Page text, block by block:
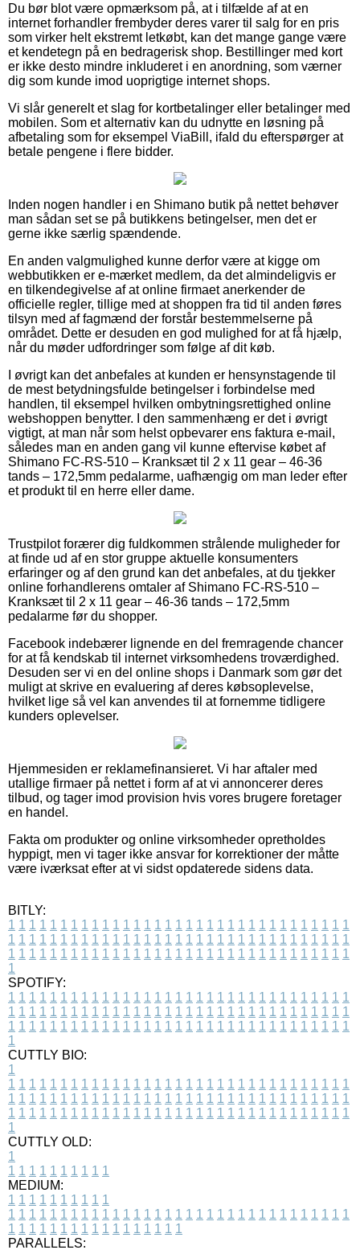
Du bør blot være opmærksom på, at i tilfælde af at en
internet forhandler frembyder deres varer til salg for en pris
som virker helt ekstremt letkøbt, kan det mange gange være
et kendetegn på en bedragerisk shop. Bestillinger med kort
er ikke desto mindre inkluderet i en anordning, som værner
dig som kunde imod uoprigtige internet shops.
Vi slår generelt et slag for kortbetalinger eller betalinger med
mobilen. Som et alternativ kan du udnytte en løsning på
afbetaling som for eksempel ViaBill, ifald du efterspørger at
betale pengene i flere bidder.
Inden nogen handler i en Shimano butik på nettet behøver
man sådan set se på butikkens betingelser, men det er
gerne ikke særlig spændende.
En anden valgmulighed kunne derfor være at kigge om
webbutikken er e-mærket medlem, da det almindeligvis er
en tilkendegivelse af at online firmaet anerkender de
officielle regler, tillige med at shoppen fra tid til anden føres
tilsyn med af fagmænd der forstår bestemmelserne på
området. Dette er desuden en god mulighed for at få hjælp,
når du møder udfordringer som følge af dit køb.
I øvrigt kan det anbefales at kunden er hensynstagende til
de mest betydningsfulde betingelser i forbindelse med
handlen, til eksempel hvilken ombytningsrettighed online
webshoppen benytter. I den sammenhæng er det i øvrigt
vigtigt, at man når som helst opbevarer ens faktura e-mail,
således man en anden gang vil kunne eftervise købet af
Shimano FC-RS-510 – Kranksæt til 2 x 11 gear – 46-36
tands – 172,5mm pedalarme, uafhængig om man leder efter
et produkt til en herre eller dame.
Trustpilot forærer dig fuldkommen strålende muligheder for
at finde ud af en stor gruppe aktuelle konsumenters
erfaringer og af den grund kan det anbefales, at du tjekker
online forhandlerens omtaler af Shimano FC-RS-510 –
Kranksæt til 2 x 11 gear – 46-36 tands – 172,5mm
pedalarme før du shopper.
Facebook indebærer lignende en del fremragende chancer
for at få kendskab til internet virksomhedens troværdighed.
Desuden ser vi en del online shops i Danmark som gør det
muligt at skrive en evaluering af deres købsoplevelse,
hvilket lige så vel kan anvendes til at fornemme tidligere
kunders oplevelser.
Hjemmesiden er reklamefinansieret. Vi har aftaler med
utallige firmaer på nettet i form af at vi annoncerer deres
tilbud, og tager imod provision hvis vores brugere foretager
en handel.
Fakta om produkter og online virksomheder opretholdes
hyppigt, men vi tager ikke ansvar for korrektioner der måtte
være iværksat efter at vi sidst opdaterede sidens data.
BITLY:
1 1 1 1 1 1 1 1 1 1 1 1 1 1 1 1 1 1 1 1 1 1 1 1 1 1 1 1 1 1 1 1 1
1 1 1 1 1 1 1 1 1 1 1 1 1 1 1 1 1 1 1 1 1 1 1 1 1 1 1 1 1 1 1 1 1
1 1 1 1 1 1 1 1 1 1 1 1 1 1 1 1 1 1 1 1 1 1 1 1 1 1 1 1 1 1 1 1 1
1
SPOTIFY:
1 1 1 1 1 1 1 1 1 1 1 1 1 1 1 1 1 1 1 1 1 1 1 1 1 1 1 1 1 1 1 1 1
1 1 1 1 1 1 1 1 1 1 1 1 1 1 1 1 1 1 1 1 1 1 1 1 1 1 1 1 1 1 1 1 1
1 1 1 1 1 1 1 1 1 1 1 1 1 1 1 1 1 1 1 1 1 1 1 1 1 1 1 1 1 1 1 1 1
1
CUTTLY BIO:
1
1 1 1 1 1 1 1 1 1 1 1 1 1 1 1 1 1 1 1 1 1 1 1 1 1 1 1 1 1 1 1 1 1
1 1 1 1 1 1 1 1 1 1 1 1 1 1 1 1 1 1 1 1 1 1 1 1 1 1 1 1 1 1 1 1 1
1 1 1 1 1 1 1 1 1 1 1 1 1 1 1 1 1 1 1 1 1 1 1 1 1 1 1 1 1 1 1 1 1
1
CUTTLY OLD:
1
1 1 1 1 1 1 1 1 1 1
MEDIUM:
1 1 1 1 1 1 1 1 1 1
1 1 1 1 1 1 1 1 1 1 1 1 1 1 1 1 1 1 1 1 1 1 1 1 1 1 1 1 1 1 1 1 1
1 1 1 1 1 1 1 1 1 1 1 1 1 1 1 1 1
PARALLELS: